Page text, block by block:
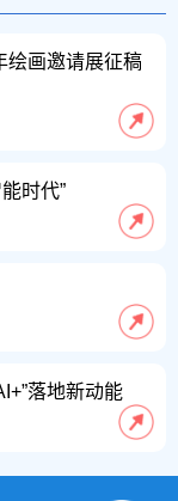
绘画邀请展征稿
时代”
落地新动能